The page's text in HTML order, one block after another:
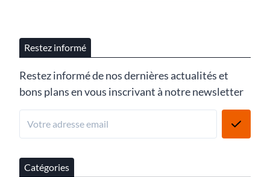
Restez informé
Restez informé de nos dernières actualités et
bons plans en vous inscrivant à notre newsletter
Catégories